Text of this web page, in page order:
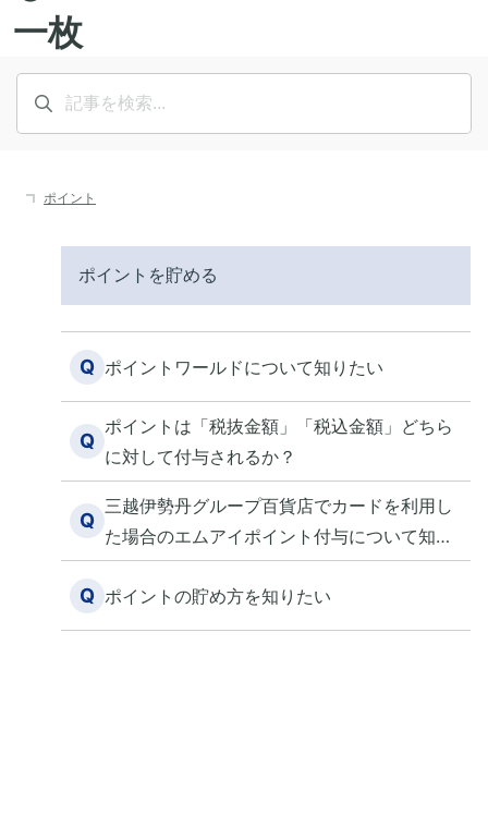
ポイント
ポイントを貯める
Q ポイントワールドについて知りたい
Q
ポイントは「税抜金額」「税込金額」どちら
に対して付与されるか？
Q
三越伊勢丹グループ百貨店でカードを利用し
た場合のエムアイポイント付与について知り
たい
Q ポイントの貯め方を知りたい